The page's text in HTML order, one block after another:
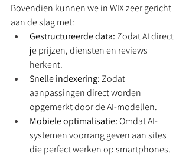
Bovendien kunnen we in WIX zeer gericht
aan de slag met:
Gestructureerde data: Zodat AI direct
je prijzen, diensten en reviews
herkent.
Snelle indexering: Zodat
aanpassingen direct worden
opgemerkt door de AI-modellen.
Mobiele optimalisatie: Omdat AI-
systemen voorrang geven aan sites
die perfect werken op smartphones.